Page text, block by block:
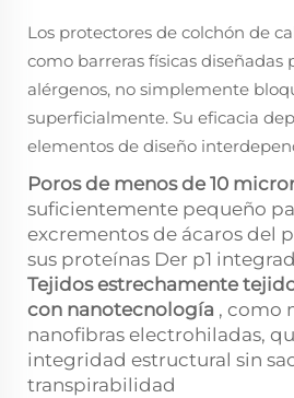
Los protectores de colchón de
como barreras físicas diseñadas
alérgenos, no simplemente
superficialmente. Su eficacia
elementos de diseño
Poros de menos de 10
suficientemente pequeño
excrementos de ácaros del
sus proteínas Der p1
Tejidos estrechamente
con nanotecnología , como
nanofibras electrohiladas,
integridad estructural sin
transpirabilidad